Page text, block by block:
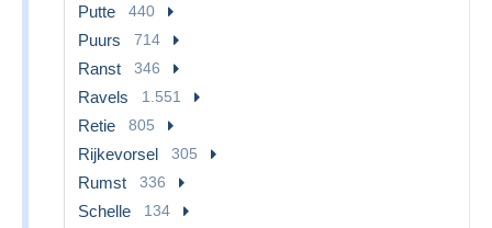
Putte 440
Puurs 714
Ranst 346
Ravels 1.551
Retie 805
Rijkevorsel 305
Rumst 336
Schelle 134